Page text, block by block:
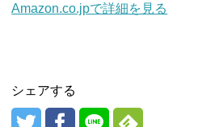
Amazon.co.jpで詳細を見る
シェアする